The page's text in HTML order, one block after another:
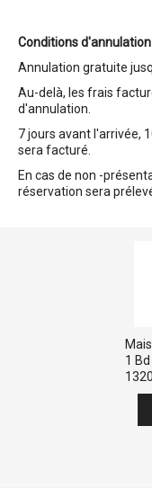
Conditions d'annulation
Annulation gratuite
Au-delà, les frais
d'annulation.
7 jours avant l'arrivée,
sera facturé.
En cas de non -
réservation sera
1